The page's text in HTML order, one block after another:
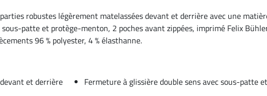
robustes légèrement matelassées devant et derrière avec une
patte et protège-menton, 2 poches avant zippées, imprimé Felix
96 % polyester, 4 % élasthanne.
et derrière
Fermeture à glissière double sens avec sous-patte